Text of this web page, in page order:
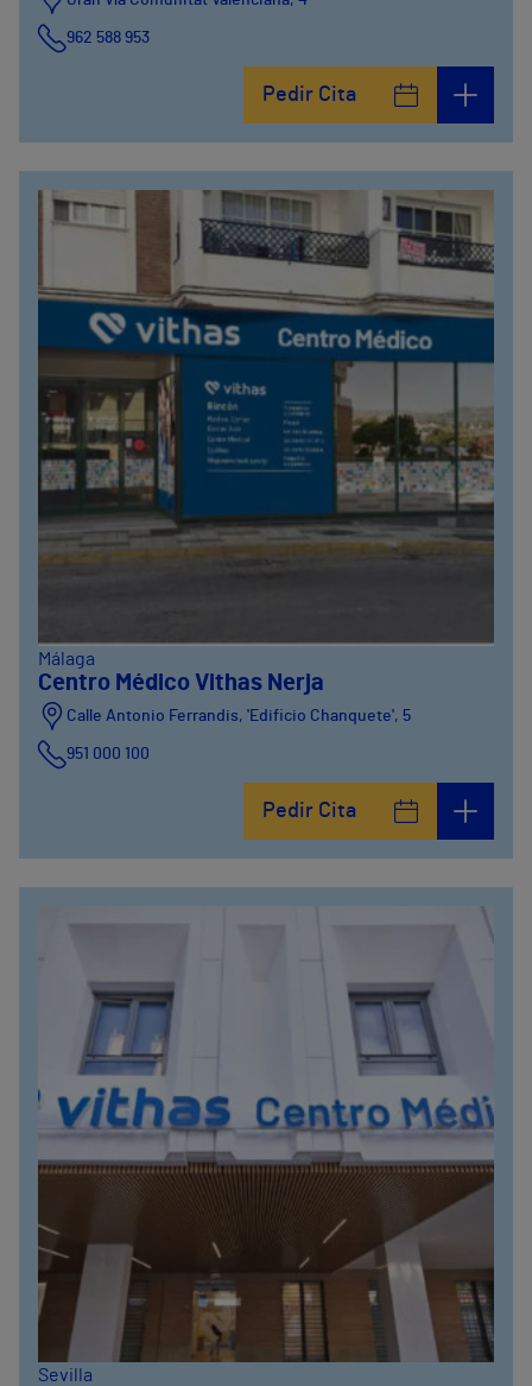
962 588 953
Pedir Cita
Málaga
Centro Médico Vithas Nerja
Calle Antonio Ferrandis, 'Edificio Chanquete', 5
951 000 100
Pedir Cita
Sevilla